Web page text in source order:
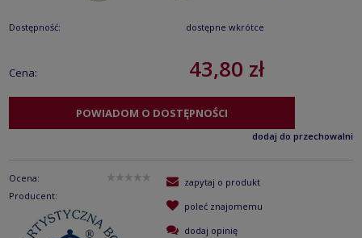
Dostępność: dostępne wkrótce
Cena: 43,80 zł
POWIADOM O DOSTĘPNOŚCI
dodaj do przechowalni
Ocena:
Producent:
zapytaj o produkt
poleć znajomemu
dodaj opinię